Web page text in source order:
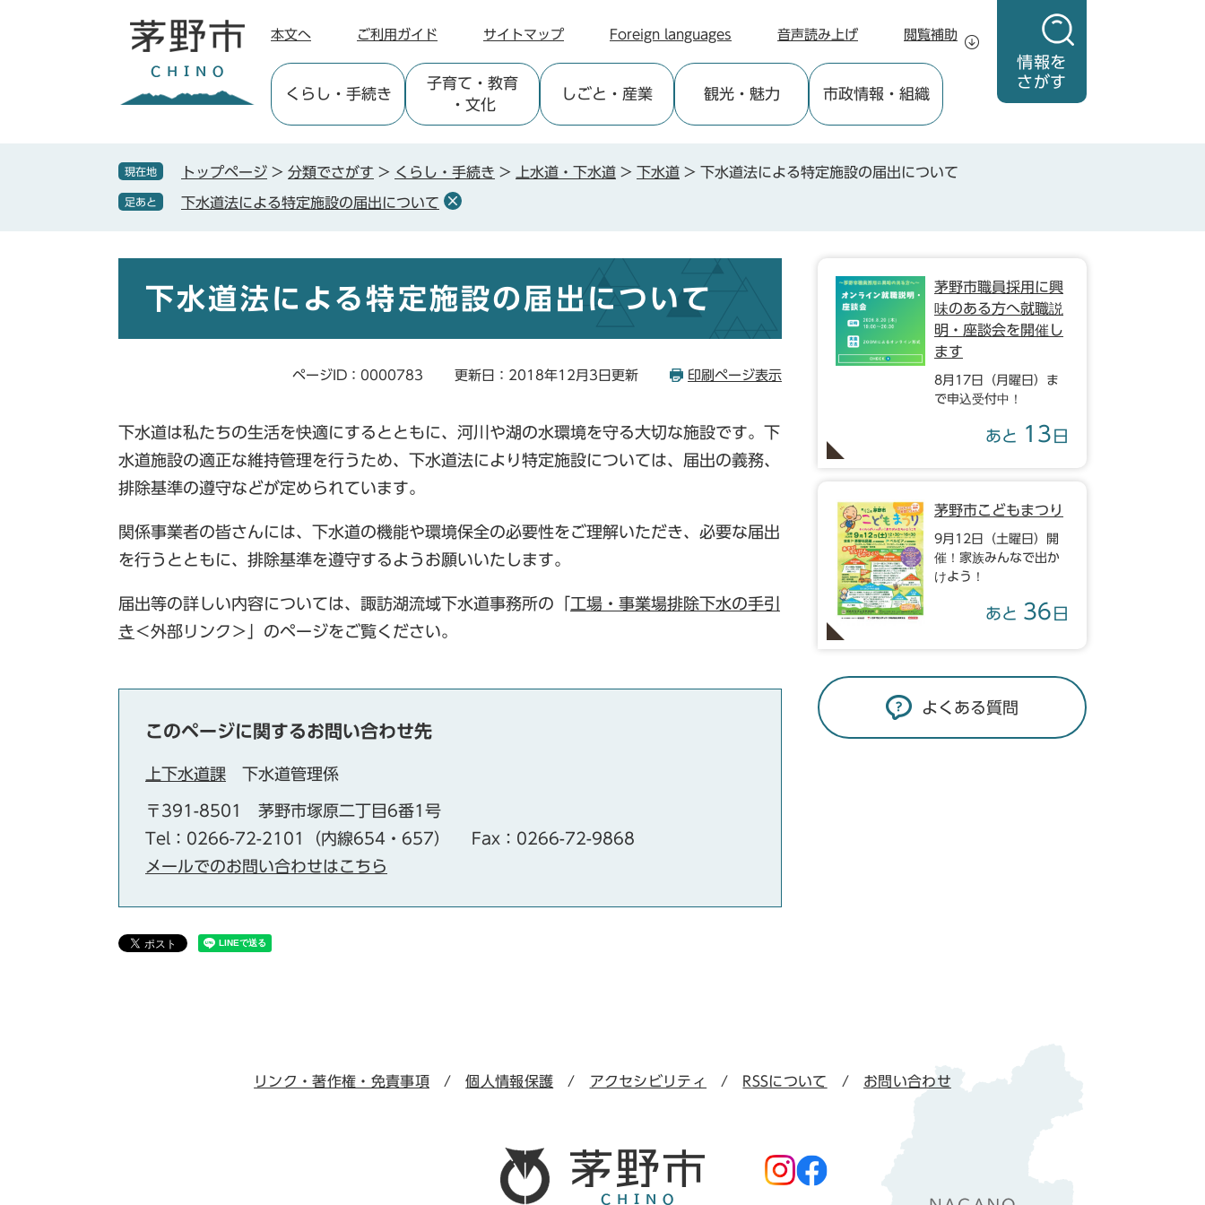
情報を
さがす
本文へ ご利用ガイド サイトマップ Foreign languages 音声読み上げ 閲覧補助
くらし ・手続き
子育て ・教育
・文化
しごと ・産業 観光・魅力 市政情報 ・組織
現在地 トップページ > 分類でさがす > くらし・手続き > 上水道・下水道 > 下水道 > 下水道法による特定施設の届出について
足あと 下水道法による特定施設の届出について
下水道法による特定施設の届出について
ページID：0000783 更新日：2018年12月3日更新 印刷ページ表示
下水道は私たちの生活を快適にするとともに、河川や湖の水環境を守る大切な施設です。下
水道施設の適正な維持管理を行うため、下水道法により特定施設については、届出の義務、
排除基準の遵守などが定められています。
関係事業者の皆さんには、下水道の機能や環境保全の必要性をご理解いただき、必要な届出
を行うとともに、排除基準を遵守するようお願いいたします。
届出等の詳しい内容については、諏訪湖流域下水道事務所の「 工場・事業場排除下水の手引
き＜外部リンク＞ 」のページをご覧ください。
このページに関するお問い合わせ先
上下水道課 下水道管理係
〒391-8501
茅野市塚原二丁目6番1号
Tel：0266-72-2101（内線654・657）
Fax：0266-72-9868
メールでのお問い合わせはこちら
茅野市職員採用に興
味のある方へ就職説
明・座談会を開催し
ます
8月17日（月曜日）ま
で申込受付中！
あと 13 日
茅野市こどもまつり
9月12日（土曜日）開
催！家族みんなで出か
けよう！
あと 36 日
よくある質問
リンク・著作権・免責事項 個人情報保護 アクセシビリティ RSSについて お問い合わせ